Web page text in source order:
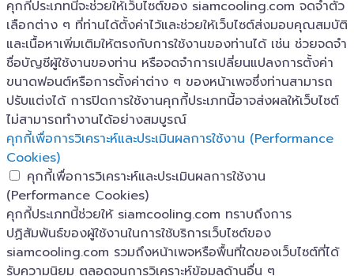
คุกกี้ประเภทนี้จะช่วยให้เว็บไซต์ของ siamcooling.com จดจำตัว
เลือกต่าง ๆ ที่ท่านได้ตั้งค่าไว้และช่วยให้เว็บไซต์ส่งมอบคุณสมบัติ
และเนื้อหาเพิ่มเติมให้ตรงกับการใช้งานของท่านได้ เช่น ช่วยจดจำ
ชื่อบัญชีผู้ใช้งานของท่าน หรือจดจำการเปลี่ยนแปลงการตั้งค่า
ขนาดฟอนต์หรือการตั้งค่าต่าง ๆ ของหน้าเพจซึ่งท่านสามารถ
ปรับแต่งได้ การปิดการใช้งานคุกกี้ประเภทนี้อาจส่งผลให้เว็บไซต์
ไม่สามารถทำงานได้อย่างสมบูรณ์
คุกกี้เพื่อการวิเคราะห์และประเมินผลการใช้งาน (Performance
Cookies)
คุกกี้เพื่อการวิเคราะห์และประเมินผลการใช้งาน
(Performance Cookies)
คุกกี้ประเภทนี้ช่วยให้ siamcooling.com ทราบถึงการ
ปฏิสัมพันธ์ของผู้ใช้งานในการใช้บริการเว็บไซต์ของ
siamcooling.com รวมถึงหน้าเพจหรือพื้นที่ใดของเว็บไซต์ที่ได้
รับความนิยม ตลอดจนการวิเคราะห์ข้อมูลด้านอื่น ๆ